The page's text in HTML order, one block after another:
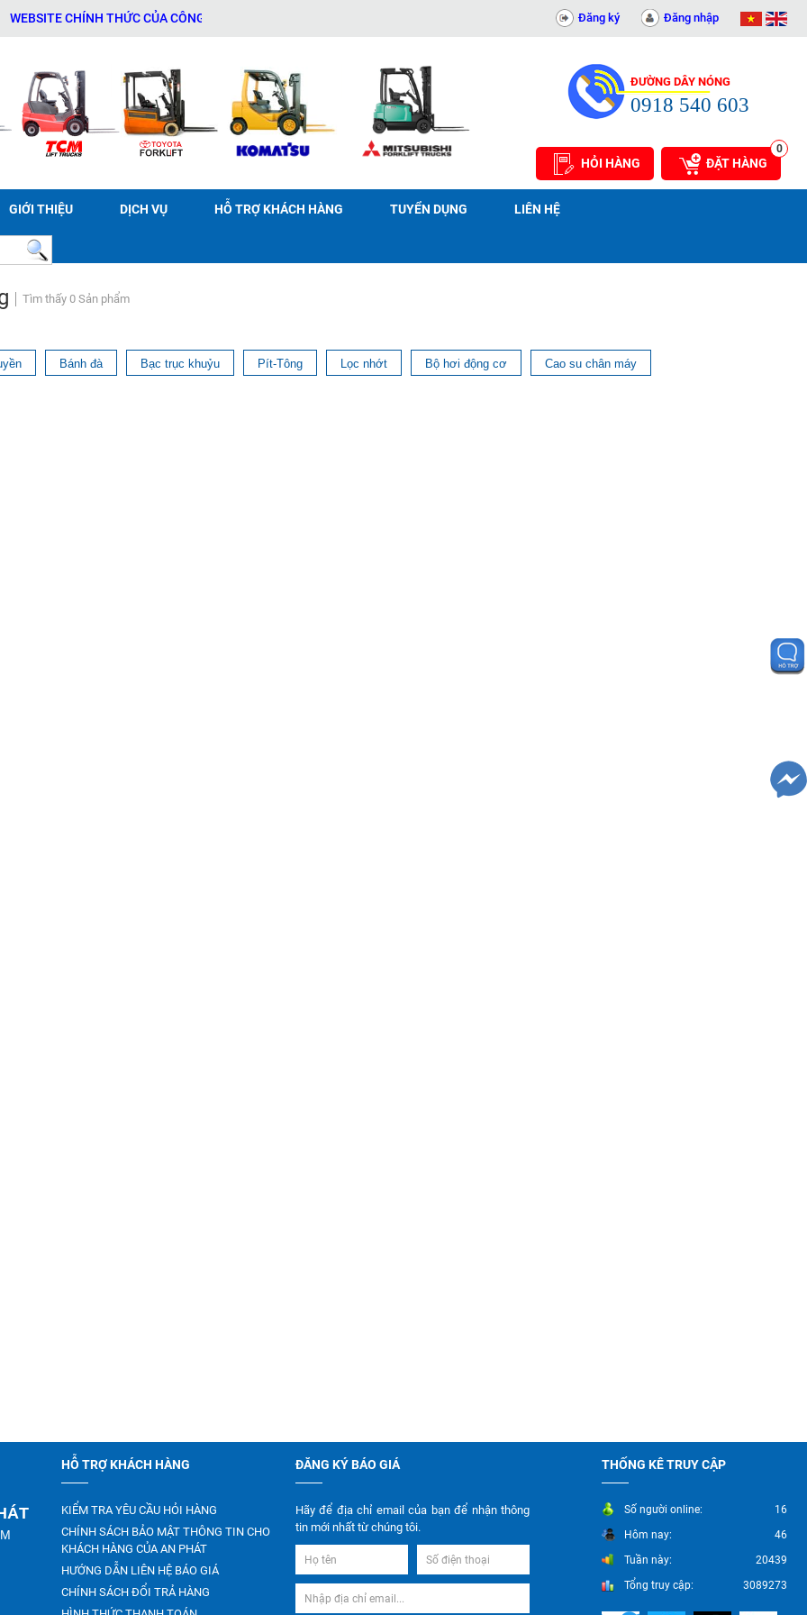
CHÍNH THỨC CỦA CÔNG TY TNHH THƯƠNG MẠI DỊCH VỤ THIẾT BỊ KỸ THUẬT AN PHÁT - 0311414081
Đăng ký Đăng nhập
ĐƯỜNG DÂY NÓNG
0918 540 603
HỎI HÀNG ĐẶT HÀNG
0
GIỚI THIỆU DỊCH VỤ HỖ TRỢ KHÁCH HÀNG TUYỂN DỤNG LIÊN HỆ
Tìm thấy 0 Sản phẩm
Bánh đà Bạc trục khuỷu Pít-Tông Lọc nhớt Bộ hơi động cơ Cao su chân máy
HỖ TRỢ KHÁCH HÀNG
KIỂM TRA YÊU CẦU HỎI HÀNG
CHÍNH SÁCH BẢO MẬT THÔNG TIN CHO
KHÁCH HÀNG CỦA AN PHÁT
HƯỚNG DẪN LIÊN HỆ BÁO GIÁ
CHÍNH SÁCH ĐỔI TRẢ HÀNG
ĐĂNG KÝ BÁO GIÁ
Hãy để địa chỉ email của bạn để nhận thông
tin mới nhất từ chúng tôi.
THỐNG KÊ TRUY CẬP
Số người online:
16
Hôm nay:
46
Tuần này:
20439
Tổng truy cập:
3089273